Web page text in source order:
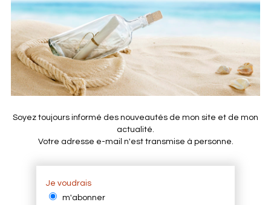
Soyez toujours informé des nouveautés de mon site et de mon
actualité.
Votre adresse e-mail n'est transmise à personne.
Je voudrais
m'abonner